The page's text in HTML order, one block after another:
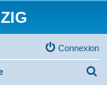
Connexion